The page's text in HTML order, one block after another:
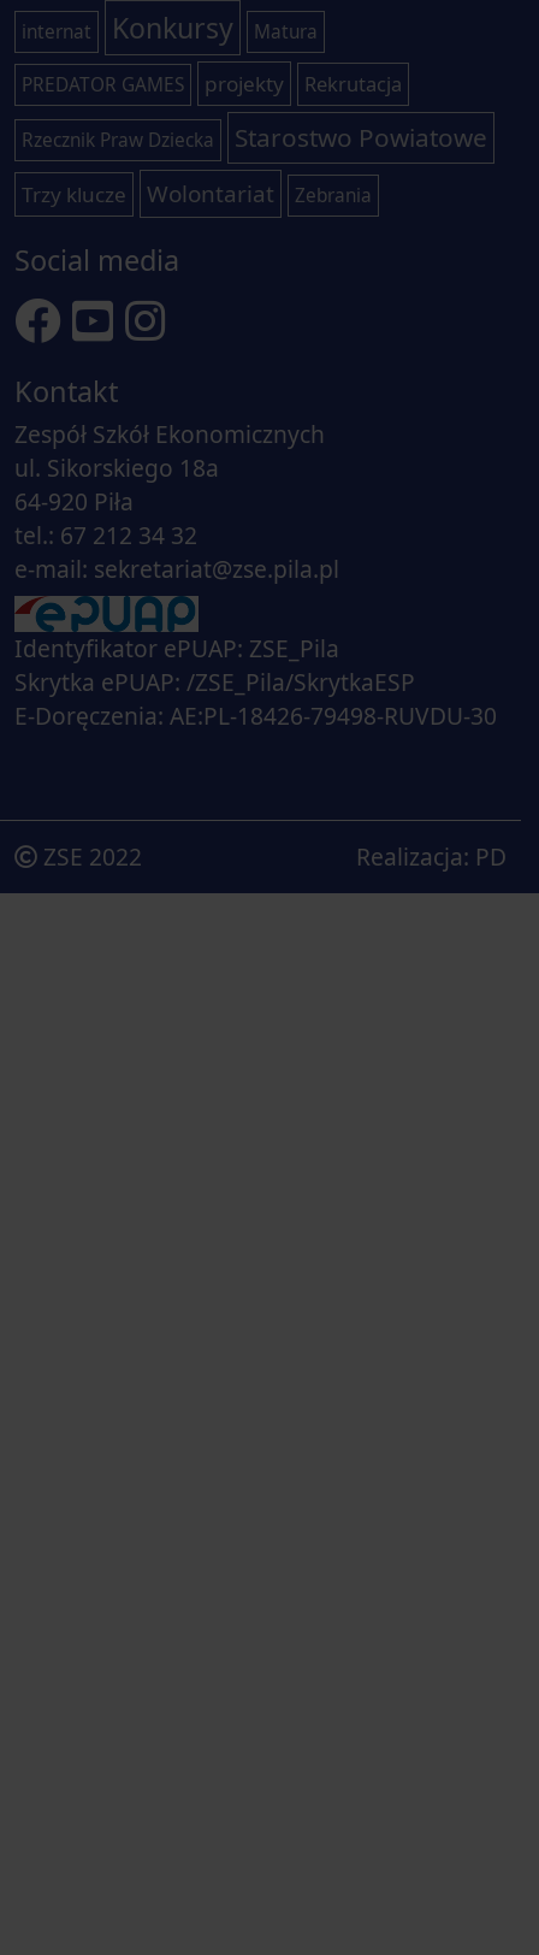
internat Konkursy Matura
PREDATOR GAMES projekty Rekrutacja
Rzecznik Praw Dziecka Starostwo Powiatowe
Trzy klucze Wolontariat Zebrania
Social media
Kontakt
Zespół Szkół Ekonomicznych
ul. Sikorskiego 18a
64-920 Piła
tel.: 67 212 34 32
e-mail: sekretariat@zse.pila.pl
Identyfikator ePUAP: ZSE_Pila
Skrytka ePUAP: /ZSE_Pila/SkrytkaESP
E-Doręczenia: AE:PL-18426-79498-RUVDU-30
ZSE 2022 Realizacja: PD